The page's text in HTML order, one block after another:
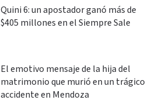
Quini 6: un apostador ganó más de
$405 millones en el Siempre Sale
El emotivo mensaje de la hija del
matrimonio que murió en un trágico
accidente en Mendoza